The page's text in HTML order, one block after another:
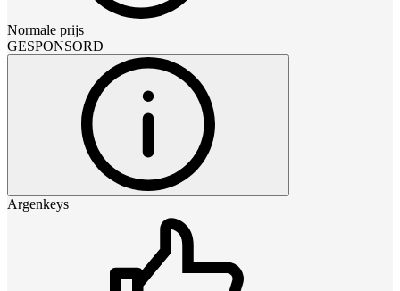
Normale prijs
GESPONSORD
Argenkeys